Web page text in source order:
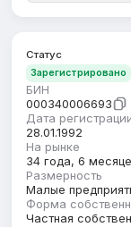
Статус
Зарегистрировано
БИН
000340006693
Дата
28.01.1992
На рынке
34 года, 6
Размерность
Малые
Форма
Частная